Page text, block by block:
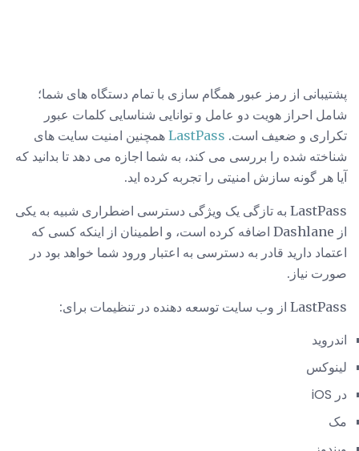
پشتیبانی از رمز عبور همگام سازی با تمام دستگاه های شما؛
شامل احراز هویت دو عامل و توانایی شناسایی کلمات عبور
تکراری و ضعیف است. LastPass همچنین امنیت سایت های
شناخته شده را بررسی می کند، به شما اجازه می دهد تا بدانید که
آیا هر گونه سازش امنیتی را تجربه کرده اید.
LastPass به تازگی یک ویژگی دسترسی اضطراری شبیه به یکی
از Dashlane اضافه کرده است، و اطمینان از اینکه کسی که
اعتماد دارید قادر به دسترسی به اعتبار ورود شما خواهد بود در
صورت نیاز.
LastPass از وب سایت توسعه دهنده در تنظیمات برای:
اندروید
لینوکس
در iOS
مک